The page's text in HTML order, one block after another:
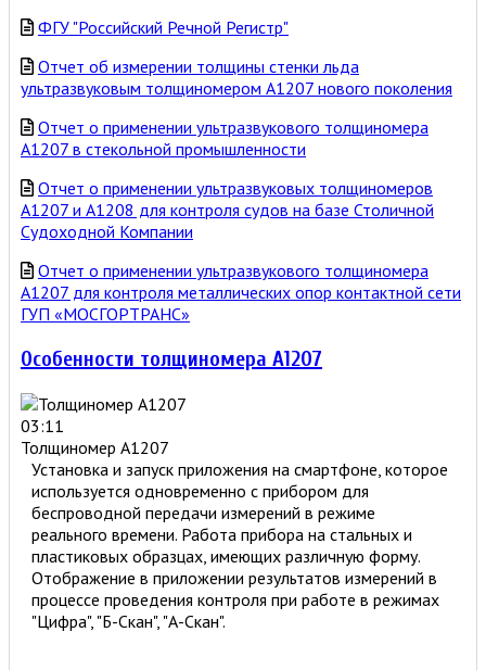
ФГУ "Российский Речной Регистр"
Отчет об измерении толщины стенки льда
ультразвуковым толщиномером А1207 нового поколения
Отчет о применении ультразвукового толщиномера
А1207 в стекольной промышленности
Отчет о применении ультразвуковых толщиномеров
А1207 и А1208 для контроля судов на базе Столичной
Судоходной Компании
Отчет о применении ультразвукового толщиномера
А1207 для контроля металлических опор контактной сети
ГУП «МОСГОРТРАНС»
Особенности толщиномера А1207
03:11
Толщиномер A1207
Установка и запуск приложения на смартфоне, которое
используется одновременно с прибором для
беспроводной передачи измерений в режиме
реального времени. Работа прибора на стальных и
пластиковых образцах, имеющих различную форму.
Отображение в приложении результатов измерений в
процессе проведения контроля при работе в режимах
"Цифра", "Б-Скан", "А-Скан".